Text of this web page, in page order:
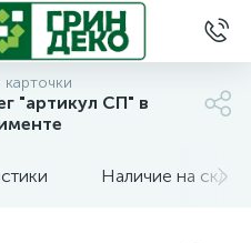
"артикул СП" в
Наличие на